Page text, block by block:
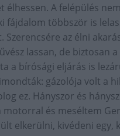
élhessen. A felépülés
fájdalom többször is
Szerencsére az élni
lassan, de biztosan
a bírósági eljárás is
gázolója volt a
ez. Hányszor és
motorral és meséltem
elkerülni, kivédeni egy,